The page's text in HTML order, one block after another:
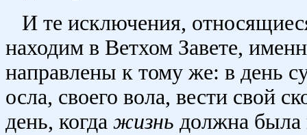
И те исключения,
находим в Ветхом Завете,
направлены к тому же: в день
осла, своего вола, вести свой
день, когда жизнь должна была